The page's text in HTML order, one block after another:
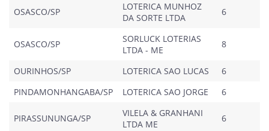
OSASCO/SP
LOTERICA MUNHOZ
DA SORTE LTDA
6
OSASCO/SP
SORLUCK LOTERIAS
LTDA - ME
8
OURINHOS/SP LOTERICA SAO LUCAS
6
PINDAMONHANGABA/SP
LOTERICA SAO JORGE 6
PIRASSUNUNGA/SP
VILELA & GRANHANI
LTDA ME
6